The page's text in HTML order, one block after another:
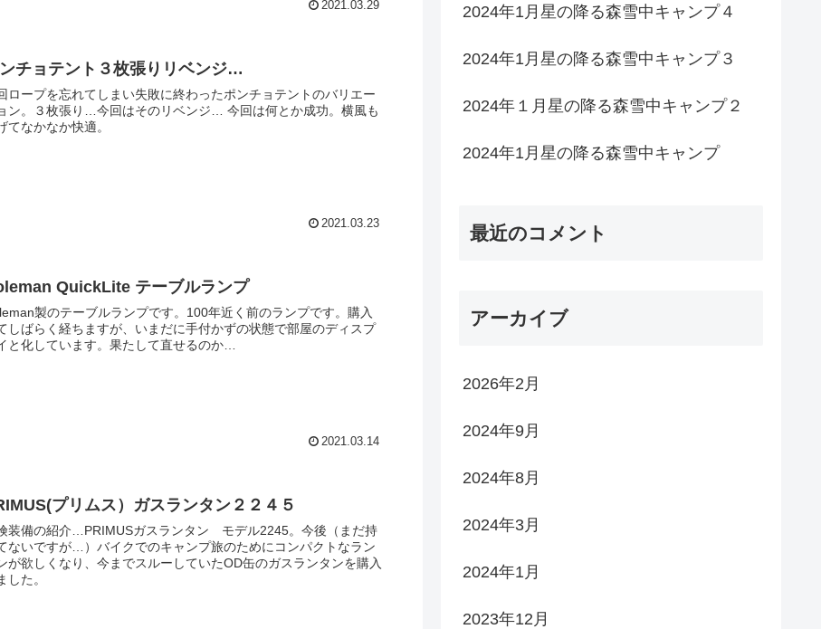
2021.03.29
チョテント３枚張りリベンジ…
ロープを忘れてしまい失敗に終わったポンチョテントのバリエー
ン。３枚張り…今回はそのリベンジ… 今回は何とか成功。横風も
てなかなか快適。
2021.03.23
QuickLite テーブルランプ
製のテーブルランプです。100年近く前のランプです。購入
しばらく経ちますが、いまだに手付かずの状態で部屋のディスプ
と化しています。果たして直せるのか…
2021.03.14
プリムス）ガスランタン２２４５
装備の紹介…PRIMUSガスランタン モデル2245。今後（まだ持
ないですが…）バイクでのキャンプ旅のためにコンパクトなラン
が欲しくなり、今までスルーしていたOD缶のガスランタンを購入
した。
2024年1月星の降る森雪中キャンプ４
2024年1月星の降る森雪中キャンプ３
2024年１月星の降る森雪中キャンプ２
2024年1月星の降る森雪中キャンプ
最近のコメント
アーカイブ
2026年2月
2024年9月
2024年8月
2024年3月
2024年1月
2023年12月